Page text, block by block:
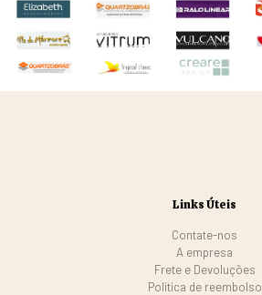
Links Úteis
Contate-nos
A empresa
Frete e Devoluções
Politica de reembolso